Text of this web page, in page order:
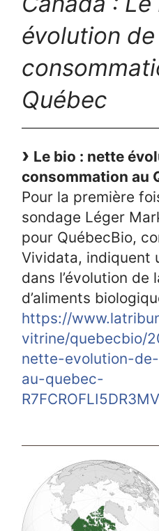
évolution de
Québec
Le bio : nette
consommation au
Pour la première
sondage Léger
pour QuébecBio,
Vividata, indiquent
dans l’évolution de
d’aliments
https://
vitrine/quebecbio/
nette-evolution-
au-quebec-